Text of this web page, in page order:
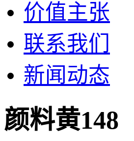
价值主张
联系我们
新闻动态
颜料黄148